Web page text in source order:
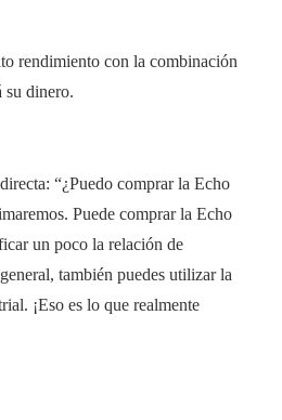
rendimiento con la combinación
su dinero.
“¿Puedo comprar la Echo
Puede comprar la Echo
un poco la relación de
también puedes utilizar la
¡Eso es lo que realmente